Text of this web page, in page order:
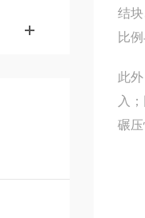
结
比
此
入
碾